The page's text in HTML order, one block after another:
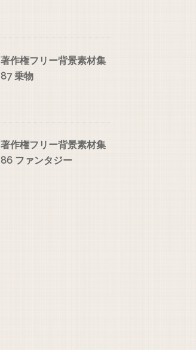
著作権フリー背景素材集
87 乗物
著作権フリー背景素材集
86 ファンタジー